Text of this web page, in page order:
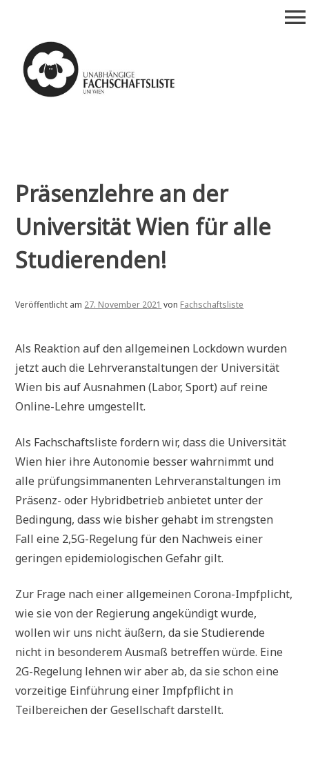
springen
Fachschaftsliste Uni Wien
menu
Präsenzlehre an der
Universität Wien für alle
Studierenden!
Veröffentlicht am 27. November 2021 von Fachschaftsliste
Als Reaktion auf den allgemeinen Lockdown wurden
jetzt auch die Lehrveranstaltungen der Universität
Wien bis auf Ausnahmen (Labor, Sport) auf reine
Online-Lehre umgestellt.
Als Fachschaftsliste fordern wir, dass die Universität
Wien hier ihre Autonomie besser wahrnimmt und
alle prüfungsimmanenten Lehrveranstaltungen im
Präsenz- oder Hybridbetrieb anbietet unter der
Bedingung, dass wie bisher gehabt im strengsten
Fall eine 2,5G-Regelung für den Nachweis einer
geringen epidemiologischen Gefahr gilt.
Zur Frage nach einer allgemeinen Corona-Impfplicht,
wie sie von der Regierung angekündigt wurde,
wollen wir uns nicht äußern, da sie Studierende
nicht in besonderem Ausmaß betreffen würde. Eine
2G-Regelung lehnen wir aber ab, da sie schon eine
vorzeitige Einführung einer Impfpflicht in
Teilbereichen der Gesellschaft darstellt.